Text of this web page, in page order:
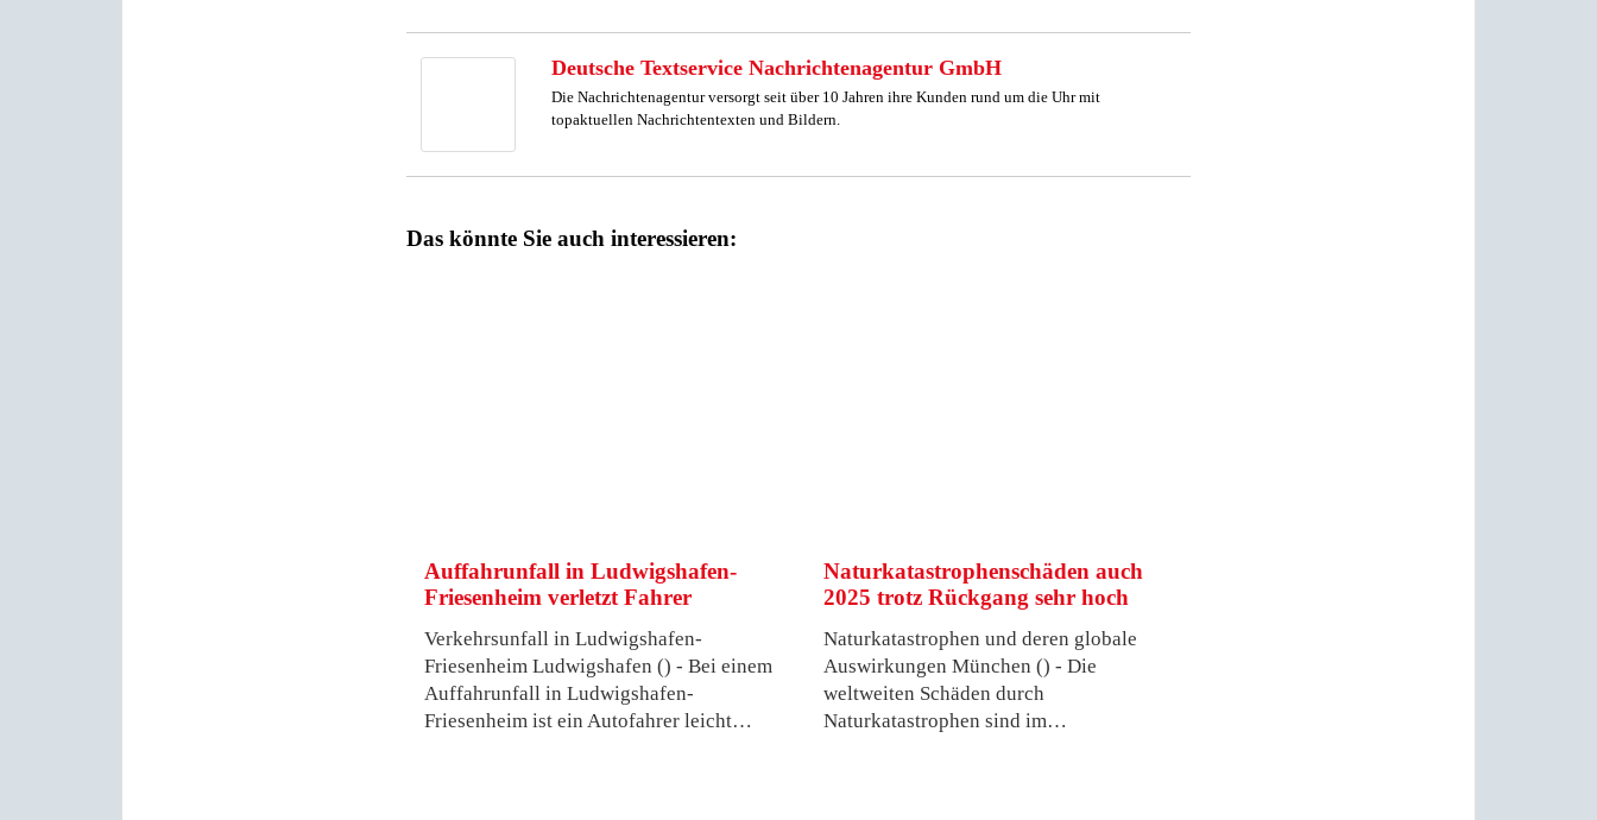
Deutsche Textservice Nachrichtenagentur GmbH
Die Nachrichtenagentur versorgt seit über 10 Jahren ihre Kunden rund um die Uhr mit
topaktuellen Nachrichtentexten und Bildern.
Das könnte Sie auch interessieren:
Auffahrunfall in Ludwigshafen-
Friesenheim verletzt Fahrer
Verkehrsunfall in Ludwigshafen-
Friesenheim Ludwigshafen () - Bei einem
Auffahrunfall in Ludwigshafen-
Friesenheim ist ein Autofahrer leicht…
Naturkatastrophenschäden auch
2025 trotz Rückgang sehr hoch
Naturkatastrophen und deren globale
Auswirkungen München () - Die
weltweiten Schäden durch
Naturkatastrophen sind im…